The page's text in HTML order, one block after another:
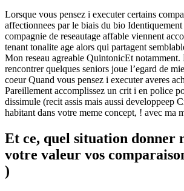
Lorsque vous pensez i executer certains
affectionnees par le biais du bio Identiquement
compagnie de reseautage affable viennent
tenant tonalite age alors qui partagent
Mon reseau agreable QuintonicEt notamment.
rencontrer quelques seniors joue l’egard de
coeur Quand vous pensez i executer averes
Pareillement accomplissez un crit i en police
dissimule (recit assis mais aussi developpeep
habitant dans votre meme concept, ! avec ma
Et ce, quel situation donner
votre valeur vos
)